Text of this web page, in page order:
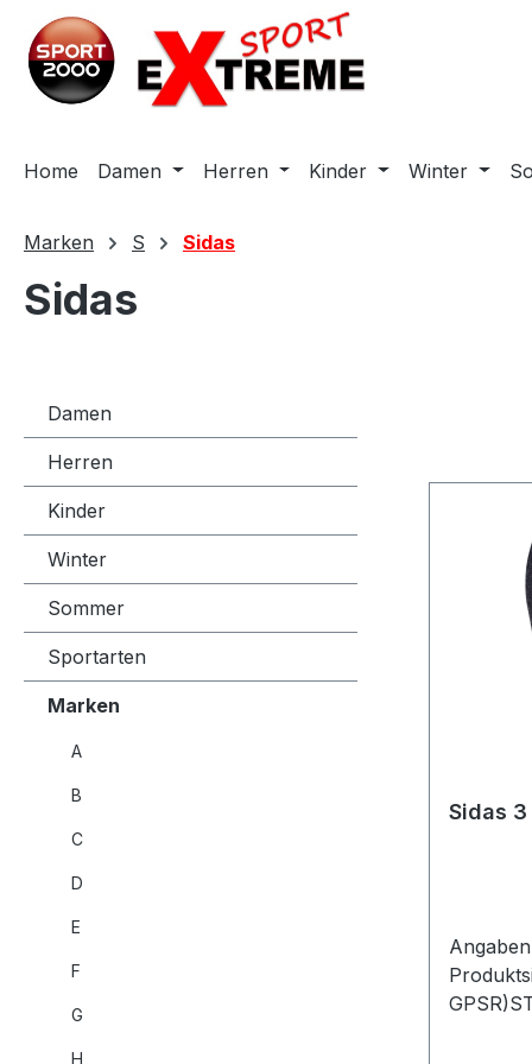
Hauptinhalt springen
Zur Suche springen
Zur Hauptnavigation springen
Home Damen Herren Kinder Winter
Marken S Sidas
Sidas
Damen
Herren
Kinder
Winter
Sommer
Sportarten
Marken
A
B
C
D
E
F
G
H
Sidas 3